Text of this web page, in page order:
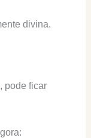
divina.
pode ficar